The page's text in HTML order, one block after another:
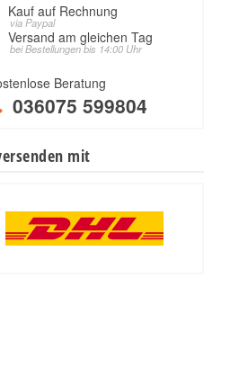
Kauf auf Rechnung
via Paypal
Versand am gleichen Tag
bei Bestellungen bis 14:00 Uhr
Beratung
036075 599804
mit